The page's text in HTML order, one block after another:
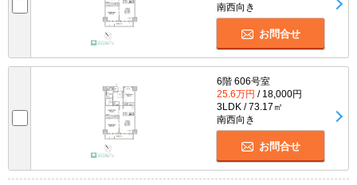
南西向き
お問合せ
6階 606号室
25.6万円 / 18,000円
3LDK / 73.17㎡
南西向き
お問合せ